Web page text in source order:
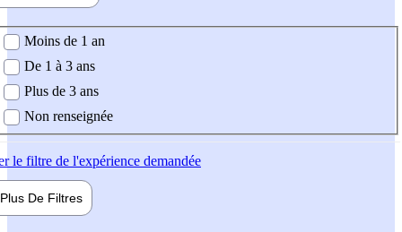
demandée
Moins de 1 an
De 1 à 3 ans
Plus de 3 ans
Non renseignée
le filtre de l'expérience demandée
Plus De Filtres